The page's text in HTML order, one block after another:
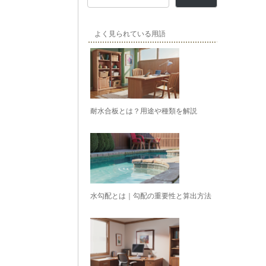
よく見られている用語
耐水合板とは？用途や種類を解説
水勾配とは｜勾配の重要性と算出方法